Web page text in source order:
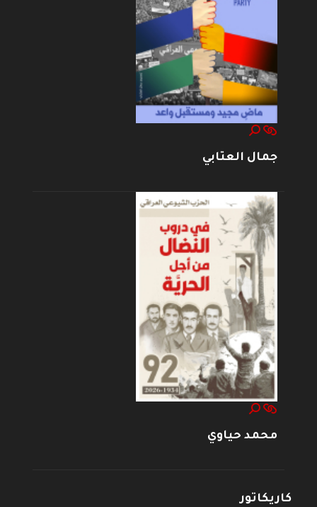
جمال العتابي
محمد حياوي
كاريكاتور